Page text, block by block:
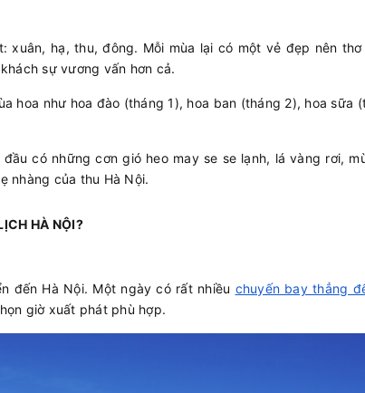
xuân, hạ, thu, đông. Mỗi mùa lại có một vẻ đẹp nên thơ
sự vương vấn hơn cả.
hoa như hoa đào (tháng 1), hoa ban (tháng 2), hoa sữa
có những cơn gió heo may se se lạnh, lá vàng rơi,
nhàng của thu Hà Nội.
HÀ NỘI?
đến Hà Nội. Một ngày có rất nhiều chuyến bay thẳng
giờ xuất phát phù hợp.